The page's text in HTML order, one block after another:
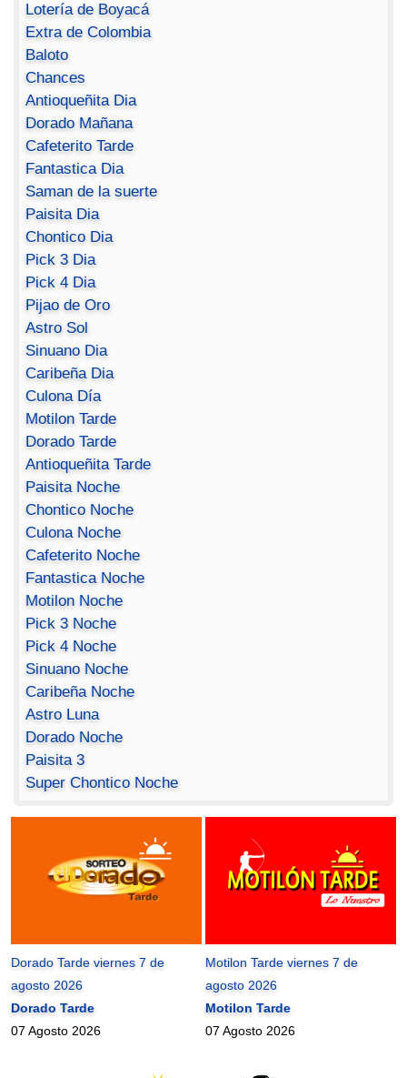
Lotería de Boyacá
Extra de Colombia
Baloto
Chances
Antioqueñita Dia
Dorado Mañana
Cafeterito Tarde
Fantastica Dia
Saman de la suerte
Paisita Dia
Chontico Dia
Pick 3 Dia
Pick 4 Dia
Pijao de Oro
Astro Sol
Sinuano Dia
Caribeña Dia
Culona Día
Motilon Tarde
Dorado Tarde
Antioqueñita Tarde
Paisita Noche
Chontico Noche
Culona Noche
Cafeterito Noche
Fantastica Noche
Motilon Noche
Pick 3 Noche
Pick 4 Noche
Sinuano Noche
Caribeña Noche
Astro Luna
Dorado Noche
Paisita 3
Super Chontico Noche
Dorado Tarde viernes 7 de
agosto 2026
Dorado Tarde
07 Agosto 2026
Motilon Tarde viernes 7 de
agosto 2026
Motilon Tarde
07 Agosto 2026